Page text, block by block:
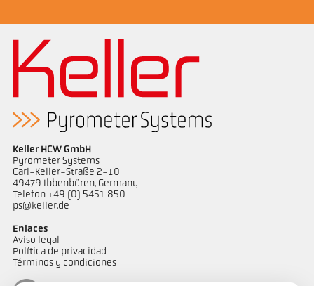
Keller HCW GmbH
Pyrometer Systems
Carl-Keller-Straße 2-10
49479 Ibbenbüren, Germany
Telefon +49 (0) 5451 850
ps@keller.de
Enlaces
Aviso legal
Política de privacidad
Términos y condiciones